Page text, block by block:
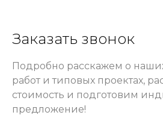
Заказать звонок
Подробно расскажем о
работ и типовых проектах,
стоимость и подготовим
предложение!